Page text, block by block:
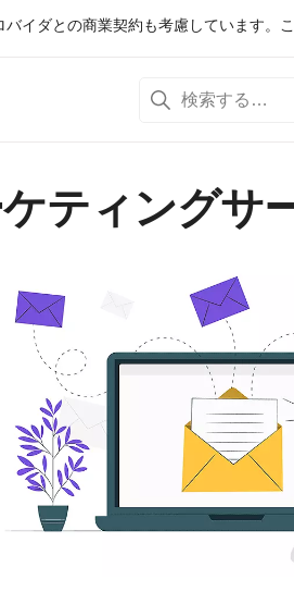
イダとの商業契約も考慮しています。
ティングサ